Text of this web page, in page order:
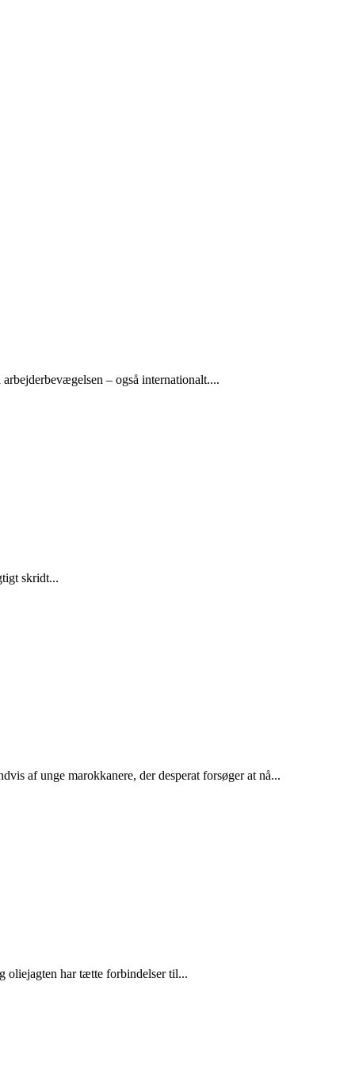
– også internationalt....
skridt...
af unge marokkanere, der desperat forsøger at nå...
oliejagten har tætte forbindelser til...